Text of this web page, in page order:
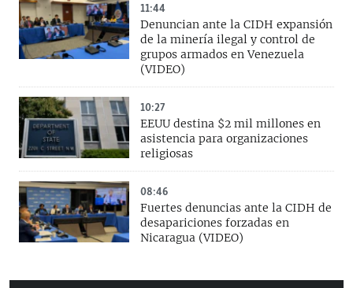
11:44
Denuncian ante la CIDH expansión
de la minería ilegal y control de
grupos armados en Venezuela
(VIDEO)
10:27
EEUU destina $2 mil millones en
asistencia para organizaciones
religiosas
08:46
Fuertes denuncias ante la CIDH de
desapariciones forzadas en
Nicaragua (VIDEO)